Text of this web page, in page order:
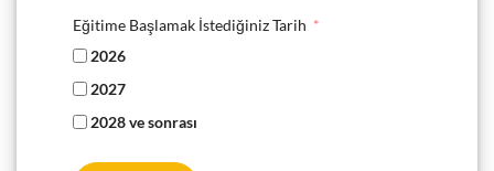
Eğitime Başlamak İstediğiniz Tarih
2026
2027
2028 ve sonrası